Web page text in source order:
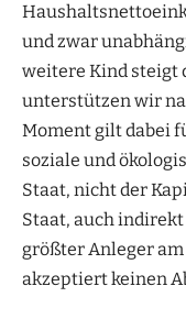
und zwar
weitere Kind steigt
unterstützen wir
Moment gilt dabei
soziale und
Staat, nicht der
Staat, auch
größter Anleger
akzeptiert keinen